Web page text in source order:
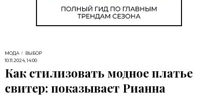
МОДА
ВЫБОР
10.11.2024, 14:00
Как стилизовать модное платье
свитер: показывает Рианна